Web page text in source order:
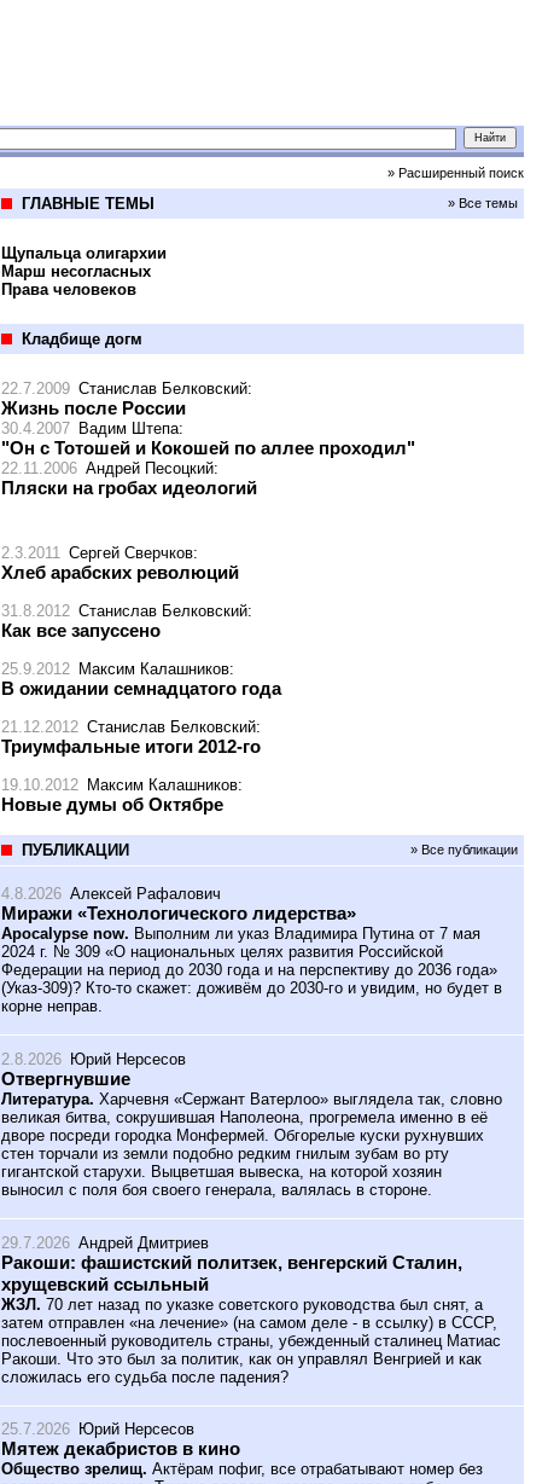
» Расширенный поиск
ГЛАВНЫЕ ТЕМЫ » Все темы
Щупальца олигархии
Марш несогласных
Права человеков
Кладбище догм
22.7.2009 Станислав Белковский:
Жизнь после России
30.4.2007 Вадим Штепа:
"Он с Тотошей и Кокошей по аллее проходил"
22.11.2006 Андрей Песоцкий:
Пляски на гробах идеологий
2.3.2011 Сергей Сверчков:
Хлеб арабских революций
31.8.2012 Станислав Белковский:
Как все запуссено
25.9.2012 Максим Калашников:
В ожидании семнадцатого года
21.12.2012 Станислав Белковский:
Триумфальные итоги 2012-го
19.10.2012 Максим Калашников:
Новые думы об Октябре
ПУБЛИКАЦИИ » Все публикации
4.8.2026 Алексей Рафалович
Миражи «Технологического лидерства»
Apocalypse now. Выполним ли указ Владимира Путина от 7 мая
2024 г. № 309 «О национальных целях развития Российской
Федерации на период до 2030 года и на перспективу до 2036 года»
(Указ-309)? Кто-то скажет: доживём до 2030-го и увидим, но будет в
корне неправ.
2.8.2026 Юрий Нерсесов
Отвергнувшие
Литература. Харчевня «Сержант Ватерлоо» выглядела так, словно
великая битва, сокрушившая Наполеона, прогремела именно в её
дворе посреди городка Монфермей. Обгорелые куски рухнувших
стен торчали из земли подобно редким гнилым зубам во рту
гигантской старухи. Выцветшая вывеска, на которой хозяин
выносил с поля боя своего генерала, валялась в стороне.
29.7.2026 Андрей Дмитриев
Ракоши: фашистский политзек, венгерский Сталин,
хрущевский ссыльный
ЖЗЛ. 70 лет назад по указке советского руководства был снят, а
затем отправлен «на лечение» (на самом деле - в ссылку) в СССР,
послевоенный руководитель страны, убежденный сталинец Матиас
Ракоши. Что это был за политик, как он управлял Венгрией и как
сложилась его судьба после падения?
25.7.2026 Юрий Нерсесов
Мятеж декабристов в кино
Общество зрелищ. Актёрам пофиг, все отрабатывают номер без